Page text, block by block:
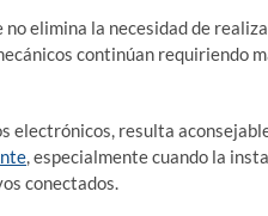
elimina la necesidad de
continúan requiriendo
electrónicos, resulta
, especialmente cuando la
conectados.